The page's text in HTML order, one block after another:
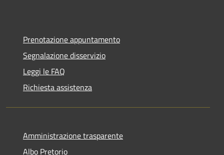
Prenotazione appuntamento
Segnalazione disservizio
Leggi le FAQ
Richiesta assistenza
Amministrazione trasparente
Albo Pretorio